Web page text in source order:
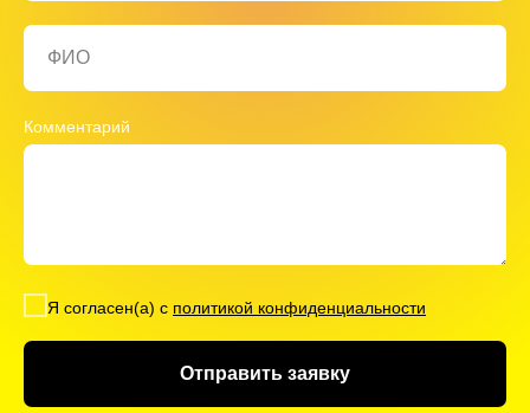
ФИО
Комментарий
Я согласен(а) с политикой конфиденциальности
Отправить заявку